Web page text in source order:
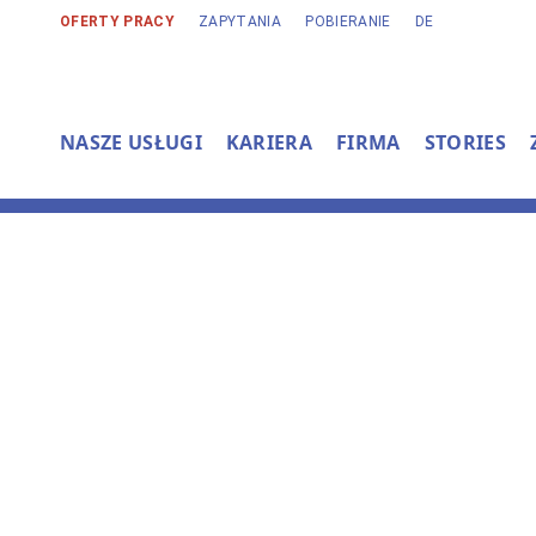
OFERTY PRACY ZAPYTANIA POBIERANIE DE
NASZE USŁUGI KARIERA FIRMA STORIES